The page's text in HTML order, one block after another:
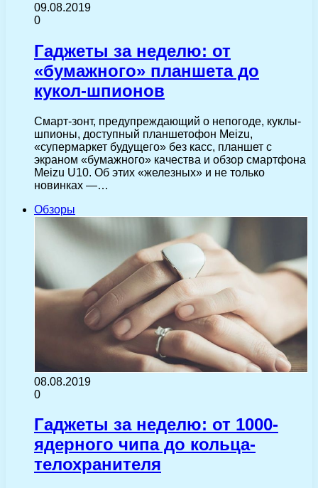
09.08.2019
0
Гаджеты за неделю: от
«бумажного» планшета до
кукол-шпионов
Смарт-зонт, предупреждающий о непогоде, куклы-
шпионы, доступный планшетофон Meizu,
«супермаркет будущего» без касс, планшет с
экраном «бумажного» качества и обзор смартфона
Meizu U10. Об этих «железных» и не только
новинках —…
Обзоры
08.08.2019
0
Гаджеты за неделю: от 1000-
ядерного чипа до кольца-
телохранителя